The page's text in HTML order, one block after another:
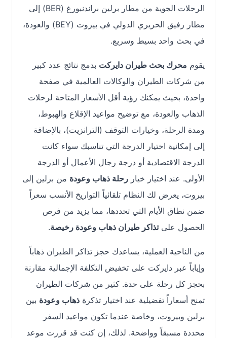
الرحلات الجوية من مطار برلين براندنبورغ (BER) إلى
مطار رفيق الحريري الدولي في بيروت (BEY) والعودة،
في بحث واحد بسيط وسريع.
محرك بحث طيران دايركتبدمج نتائج عدد كبير
من شركات الطيران والوكالات العالمية في صفحة
واحدة، بحيث يمكنك رؤية أقل الأسعار المتاحة لرحلات
الذهاب والعودة، مع توضيح مواعيد الإقلاع والهبوط،
ومدة الرحلة، وخيارات التوقف (الترانزيت)، بالإضافة
إلى إمكانية اختيار الدرجة التي تناسبك سواء كانت
الدرجة الاقتصادية أو درجة رجال الأعمال أو الدرجة
الأولى. عند اختيار خيار رحلة ذهاب وعودةمن برلين إلى
بيروت، يعرض لك النظام تلقائياً التواريخ الأنسب سعراً
ضمن نطاق الأيام التي تحددها، مما يزيد من فرص
الحصول علىتذاكر طيران ذهاب وعودة رخيصة .
من الناحية العملية، يساعدك حجز تذاكر الطيران ذهاباً
وإياباً عبر دايركت على تخفيض التكلفة الإجمالية مقارنة
بحجز كل رحلة على حدة. كثير من شركات الطيران
تمنح أسعاراً تفضيلية عند اختيار تذكرةذهاب وعودةبين
برلين وبيروت، وخاصة عندما تكون مواعيد السفر
محددة مسبقاً وواضحة. لذلك، إن كنت قد قررت موعد